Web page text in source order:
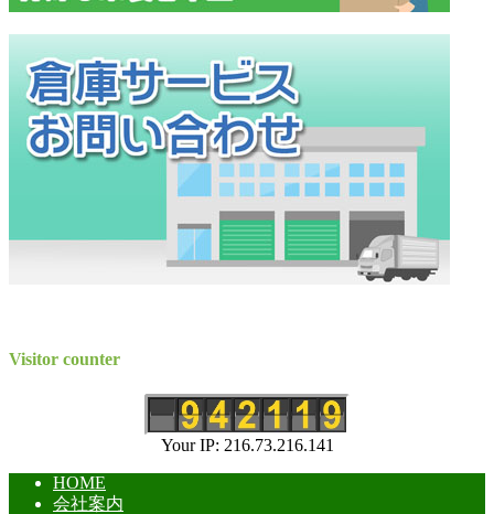
Visitor counter
Your IP: 216.73.216.141
HOME
会社案内